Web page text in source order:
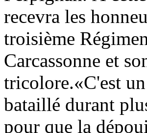
recevra les
troisième
Carcassonne et
tricolore.«C'est
bataillé durant
pour que la